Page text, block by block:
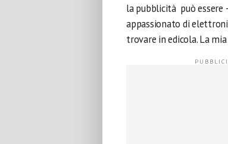
la pubblicità può essere
appassionato di
trovare in edicola. La